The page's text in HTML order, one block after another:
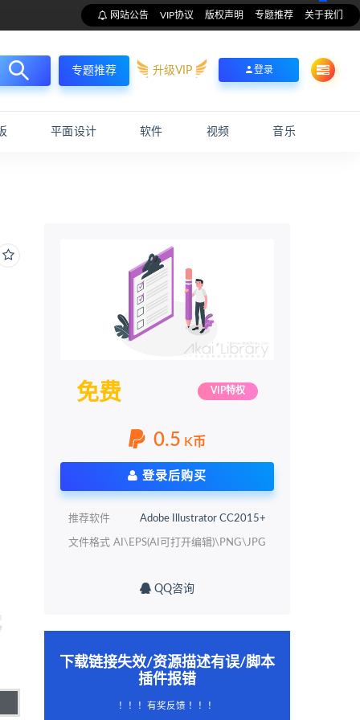
网站公告 VIP协议 版权声明 专题推荐 关于我们
专题推荐 升级VIP 登录
平面设计 软件 视频 音乐
免费 VIP特权
0.5 K币
登录后购买
推荐软件 Adobe Illustrator CC2015+
文件格式 AI\EPS(AI可打开编辑)\PNG\JPG
QQ咨询
下载链接失效/资源描述有误/脚本
插件报错
！！！有奖反馈 ！！！